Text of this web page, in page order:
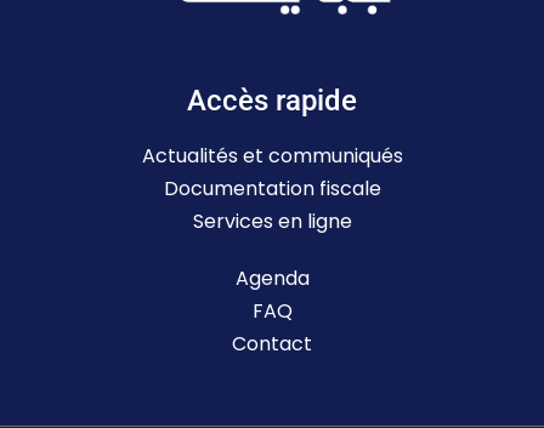
Accès rapide
Actualités et communiqués
Documentation fiscale
Services en ligne
Agenda
FAQ
Contact